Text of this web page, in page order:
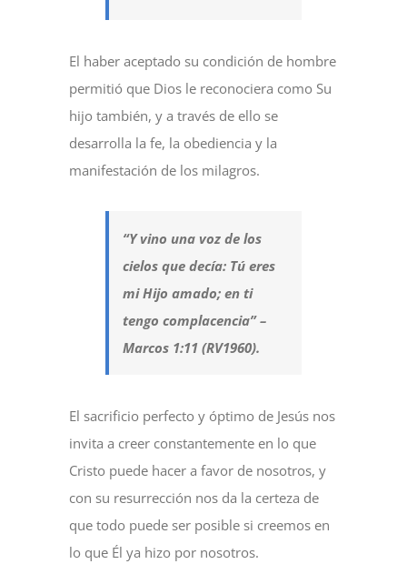
El haber aceptado su condición de hombre
permitió que Dios le reconociera como Su
hijo también, y a través de ello se
desarrolla la fe, la obediencia y la
manifestación de los milagros.
“Y vino una voz de los
cielos que decía: Tú eres
mi Hijo amado; en ti
tengo complacencia” –
Marcos 1:11 (RV1960).
El sacrificio perfecto y óptimo de Jesús nos
invita a creer constantemente en lo que
Cristo puede hacer a favor de nosotros, y
con su resurrección nos da la certeza de
que todo puede ser posible si creemos en
lo que Él ya hizo por nosotros.